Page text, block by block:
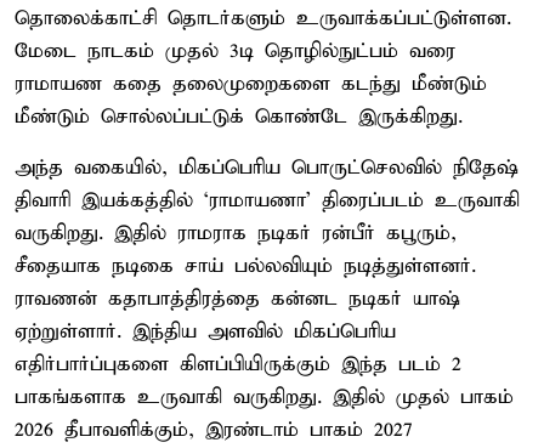
தொலைக்காட்சி தொடர்களும் உருவாக்கப்பட்டுள்ளன.
மேடை நாடகம் முதல் 3டி தொழில்நுட்பம் வரை
ராமாயண கதை தலைமுறைகளை கடந்து மீண்டும்
மீண்டும் சொல்லப்பட்டுக் கொண்டே இருக்கிறது.
அந்த வகையில், மிகப்பெரிய பொருட்செலவில் நிதேஷ்
திவாரி இயக்கத்தில் ‘ராமாயணா’ திரைப்படம் உருவாகி
வருகிறது. இதில் ராமராக நடிகர் ரன்பீர் கபூரும்,
சீதையாக நடிகை சாய் பல்லவியும் நடித்துள்ளனர்.
ராவணன் கதாபாத்திரத்தை கன்னட நடிகர் யாஷ்
ஏற்றுள்ளார். இந்திய அளவில் மிகப்பெரிய
எதிர்பார்ப்புகளை கிளப்பியிருக்கும் இந்த படம் 2
பாகங்களாக உருவாகி வருகிறது. இதில் முதல் பாகம்
2026 தீபாவளிக்கும், இரண்டாம் பாகம் 2027